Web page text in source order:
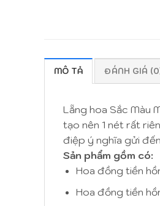
MÔ TẢ ĐÁNH GIÁ
Lẵng hoa Sắc Màu
tạo nên 1 nét rất
điệp ý nghĩa gửi
Sản phẩm gồm có:
Hoa đồng tiền
Hoa đồng tiền